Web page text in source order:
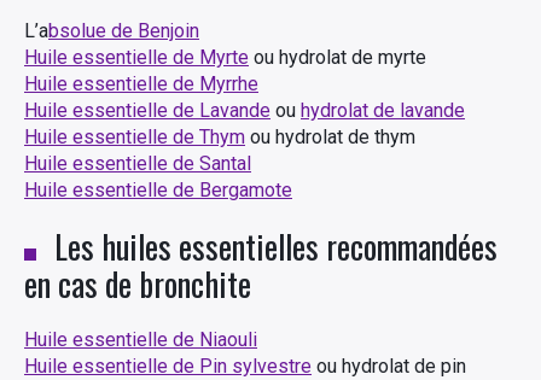
L’absolue de Benjoin
Huile essentielle de Myrte ou hydrolat de myrte
Huile essentielle de Myrrhe
Huile essentielle de Lavande ou hydrolat de lavande
Huile essentielle de Thym ou hydrolat de thym
Huile essentielle de Santal
Huile essentielle de Bergamote
Les huiles essentielles recommandées
en cas de bronchite
Huile essentielle de Niaouli
Huile essentielle de Pin sylvestre ou hydrolat de pin